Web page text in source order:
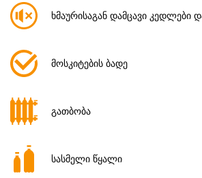
ხმაურისაგან დამცავი კედლები
მოსკიტების ბადე
გათბობა
სასმელი წყალი